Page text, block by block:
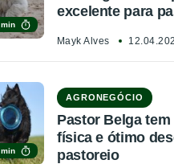
excelente para
Mayk Alves
AGRONEGÓCIO
Pastor Belga
física e ótimo
pastoreio